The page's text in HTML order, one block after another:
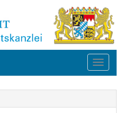
Toggle